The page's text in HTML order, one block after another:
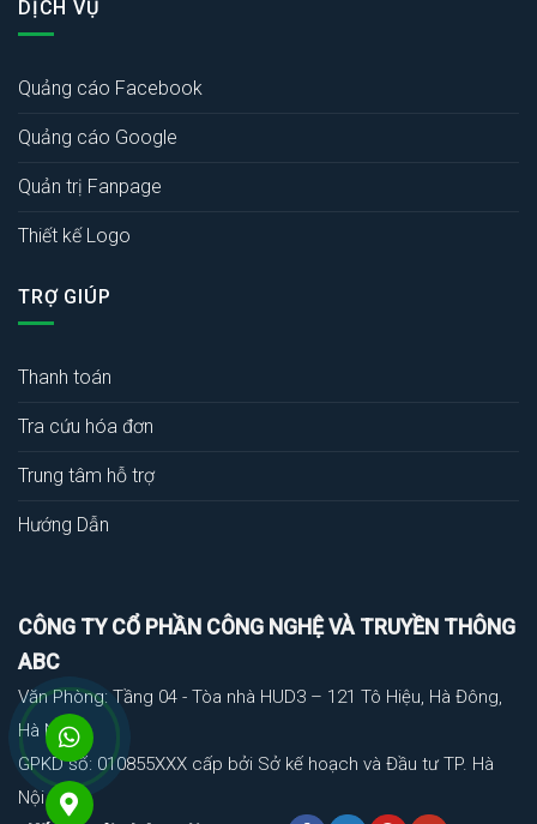
DỊCH VỤ
Quảng cáo Facebook
Quảng cáo Google
Quản trị Fanpage
Thiết kế Logo
TRỢ GIÚP
Thanh toán
Tra cứu hóa đơn
Trung tâm hỗ trợ
Hướng Dẫn
CÔNG TY CỔ PHẦN CÔNG NGHỆ VÀ TRUYỀN THÔNG
ABC
Văn Phòng: Tầng 04 - Tòa nhà HUD3 – 121 Tô Hiệu, Hà Đông,
Hà Nội
GPKD số: 010855XXX cấp bởi Sở kế hoạch và Đầu tư TP. Hà
Nội